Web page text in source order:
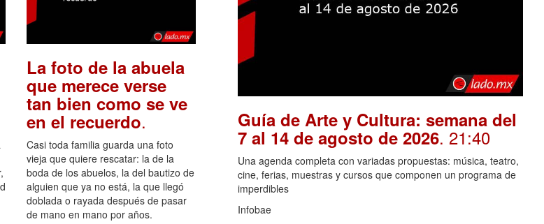
La foto de la abuela
que merece verse
tan bien como se ve
en el recuerdo.
Casi toda familia guarda una foto
vieja que quiere rescatar: la de la
boda de los abuelos, la del bautizo de
alguien que ya no está, la que llegó
doblada o rayada después de pasar
de mano en mano por años.
Guía de Arte y Cultura: semana del
7 al 14 de agosto de 2026. 21:40
Una agenda completa con variadas propuestas: música, teatro,
cine, ferias, muestras y cursos que componen un programa de
imperdibles
Infobae